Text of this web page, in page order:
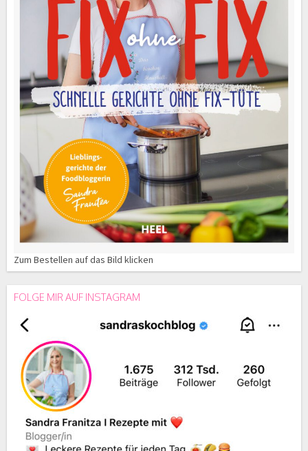
Zum Bestellen auf das Bild klicken
FOLGE MIR AUF INSTAGRAM